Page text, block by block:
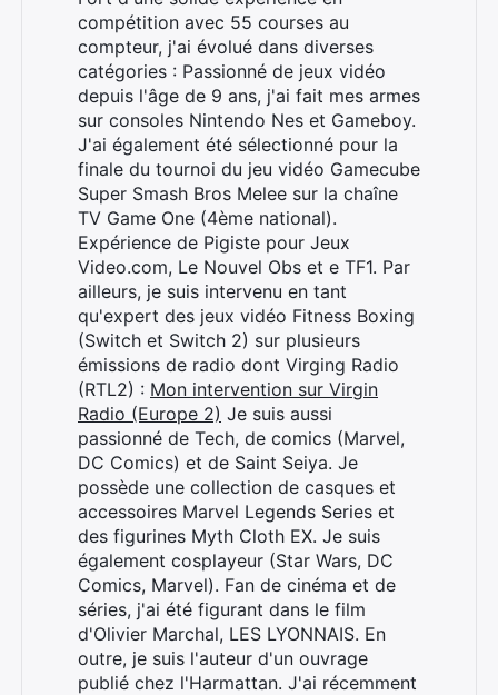
compétition avec 55 courses au
compteur, j'ai évolué dans diverses
catégories : Passionné de jeux vidéo
depuis l'âge de 9 ans, j'ai fait mes armes
sur consoles Nintendo Nes et Gameboy.
J'ai également été sélectionné pour la
finale du tournoi du jeu vidéo Gamecube
Super Smash Bros Melee sur la chaîne
TV Game One (4ème national).
Expérience de Pigiste pour Jeux
Video.com, Le Nouvel Obs et e TF1. Par
ailleurs, je suis intervenu en tant
qu'expert des jeux vidéo Fitness Boxing
(Switch et Switch 2) sur plusieurs
émissions de radio dont Virging Radio
(RTL2) : Mon intervention sur Virgin
Radio (Europe 2) Je suis aussi
passionné de Tech, de comics (Marvel,
DC Comics) et de Saint Seiya. Je
possède une collection de casques et
accessoires Marvel Legends Series et
des figurines Myth Cloth EX. Je suis
également cosplayeur (Star Wars, DC
Comics, Marvel). Fan de cinéma et de
séries, j'ai été figurant dans le film
d'Olivier Marchal, LES LYONNAIS. En
outre, je suis l'auteur d'un ouvrage
publié chez l'Harmattan. J'ai récemment
Rechercher
: